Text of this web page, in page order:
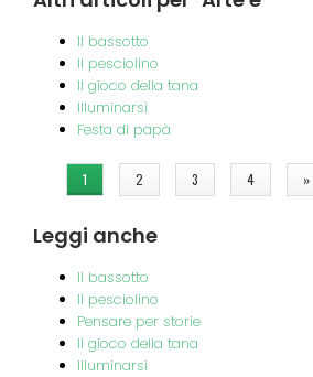
Il bassotto
Il pesciolino
Il gioco della tana
Illuminarsi
Festa di papà
Pagine
1 2 3 4 »
Leggi anche
Il bassotto
Il pesciolino
Pensare per storie
Il gioco della tana
Illuminarsi